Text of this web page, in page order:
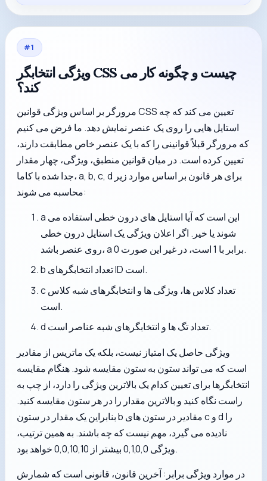
#1
ویژگی انتخابگر CSS چیست و چگونه کار می
کند؟
مرورگر بر اساس ویژگی قوانین CSS تعیین می کند که چه
استایل هایی را روی یک عنصر نمایش دهد. ما فرض می کنیم
که مرورگر قبلاً قوانینی را که با یک عنصر خاص مطابقت دارند،
تعیین کرده است. در میان قوانین منطبق، ویژگی، چهار مقدار
جدا شده با کاما، a, b, c, d برای هر قانون بر اساس موارد زیر
محاسبه می شوند:
a این است که آیا استایل های درون خطی استفاده می
شوند یا خیر. اگر اعلان ویژگی یک استایل درون خطی
روی عنصر باشد، a برابر با 1 است، در غیر این صورت 0.
b تعداد انتخابگرهای ID است.
c تعداد کلاس ها، ویژگی ها و انتخابگرهای شبه کلاس
است.
d تعداد تگ ها و انتخابگرهای شبه عناصر است.
ویژگی حاصل یک امتیاز نیست، بلکه یک ماتریس از مقادیر
است که می تواند ستون به ستون مقایسه شود. هنگام مقایسه
انتخابگرها برای تعیین کدام یک بالاترین ویژگی را دارد، از چپ به
راست نگاه کنید و بالاترین مقدار را در هر ستون مقایسه کنید.
بنابراین یک مقدار در ستون b مقادیر در ستون های c و d را
نادیده می گیرد، مهم نیست که چه باشند. به همین ترتیب،
ویژگی 0,1,0,0 بیشتر از 0,0,10,10 خواهد بود.
در موارد ویژگی برابر: آخرین قانون، قانونی است که شمارش